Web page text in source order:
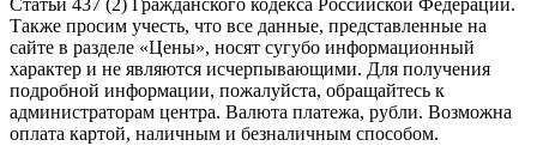
Статьи 437 (2) Гражданского кодекса Российской Федерации.
Также просим учесть, что все данные, представленные на
сайте в разделе «Цены», носят сугубо информационный
характер и не являются исчерпывающими. Для получения
подробной информации, пожалуйста, обращайтесь к
администраторам центра. Валюта платежа, рубли. Возможна
оплата картой, наличным и безналичным способом.